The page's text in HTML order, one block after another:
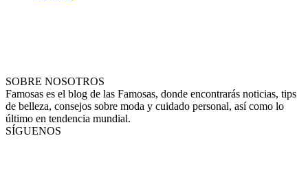
SOBRE NOSOTROS
Famosas es el blog de las Famosas, donde encontrarás noticias, tips
de belleza, consejos sobre moda y cuidado personal, así como lo
último en tendencia mundial.
SÍGUENOS